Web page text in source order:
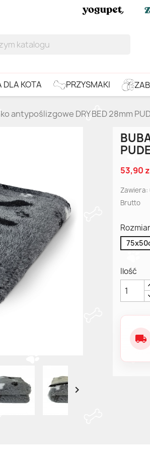
DLA KOTA PRZYSMAKI
antypoślizgowe DRY BED 28mm

53,90
Zawiera:
Brutto
Ilość
local_shipping